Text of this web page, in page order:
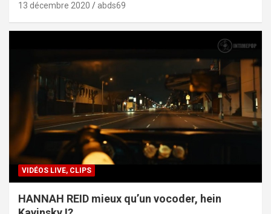
13 décembre 2020 abds69
VIDÉOS LIVE, CLIPS
HANNAH REID mieux qu’un vocoder, hein